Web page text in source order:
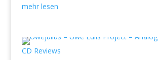
mehr lesen
CD Reviews